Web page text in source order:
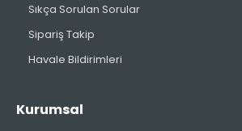
Sıkça Sorulan Sorular
Sipariş Takip
Havale Bildirimleri
Kurumsal